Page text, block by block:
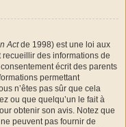
Actde 1998) est une loi aux
recueillir des informations de
écrit des parents
permettant
n’êtes pas sûr que cela
ou que quelqu’un le fait à
obtenir son avis. Notez que
peuvent pas fournir de